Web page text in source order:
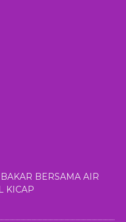
BERSAMA AIR
KICAP